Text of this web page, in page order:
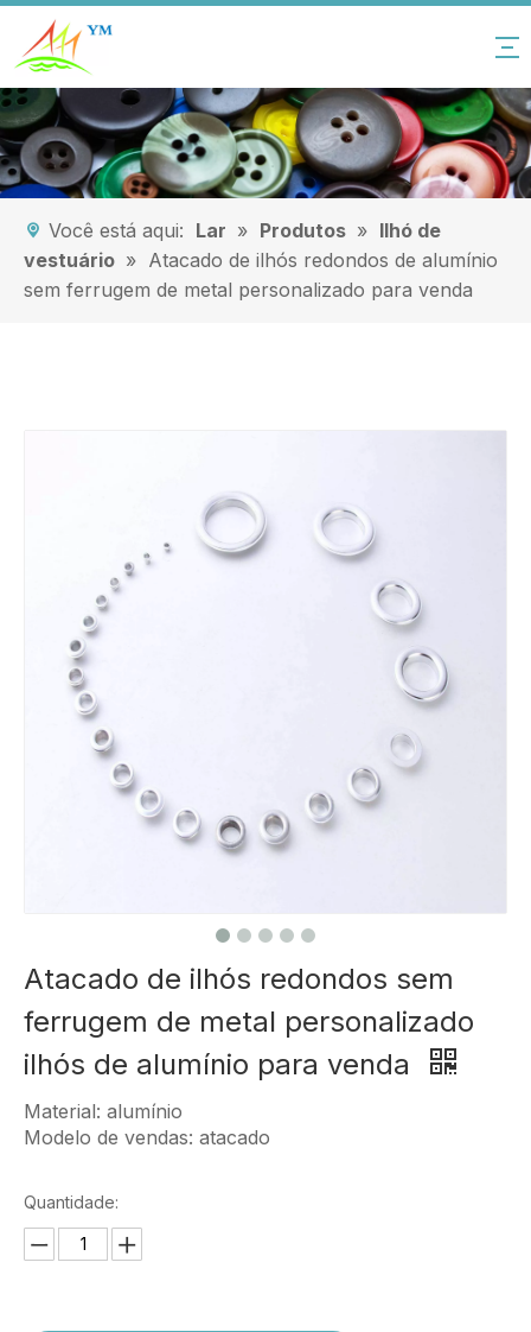
Você está aqui: Lar » Produtos » Ilhó de
vestuário » Atacado de ilhós redondos de alumínio
sem ferrugem de metal personalizado para venda
Atacado de ilhós redondos sem
ferrugem de metal personalizado
ilhós de alumínio para venda
Material: alumínio
Modelo de vendas: atacado
Quantidade: